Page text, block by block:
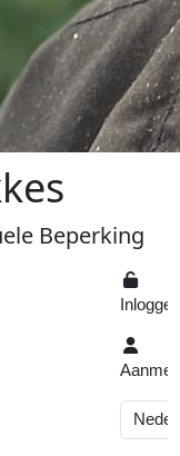
Beperking